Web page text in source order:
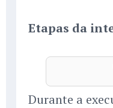
Etapas da
Durante a